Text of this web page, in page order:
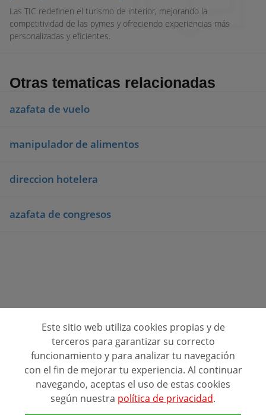
Las TIC redefinen el turismo de interior, mejorando la
competitividad de las pymes y ofreciendo experiencias más
personalizadas y eficientes.
Otras tematicas relacionadas
azafata de vuelo
manipulador de alimentos
direccion hotelera
azafata de congresos
Consulta opiniones de centros de formación
Quienes Somos
Contacto
Política de privacidad
Este sitio web utiliza cookies propias y de
terceros para garantizar su correcto
funcionamiento y para analizar tu navegación
con el fin de mejorar tu experiencia. Al continuar
navegando, aceptas el uso de estas cookies
según nuestra política de privacidad.